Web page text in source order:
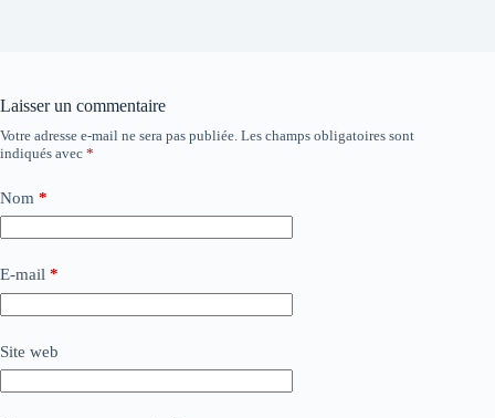
Laisser un commentaire
Votre adresse e-mail ne sera pas publiée. Les champs obligatoires sont
indiqués avec *
Nom *
E-mail *
Site web